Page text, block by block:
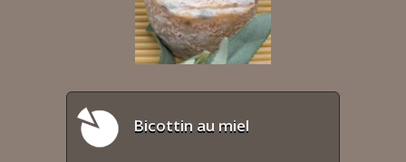
Bicottin au miel